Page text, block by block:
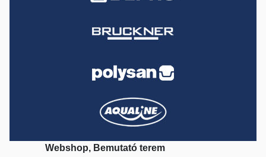
Webshop, Bemutató terem